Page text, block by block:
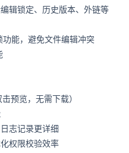
辑锁定、历史版本、外链等
能，避免文件编辑冲突
预览，无需下载）
志记录更详细
权限校验效率